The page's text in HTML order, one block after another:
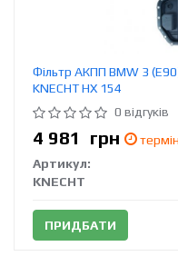
Фільтр АКПП BMW 3
KNECHT HX 154
0 відгуків
4 981 грн
Артикул:
KNECHT
ПРИДБАТИ